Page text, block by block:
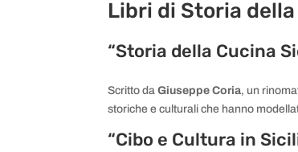
Libri di Storia
“Storia della Cucina
Scritto daGiuseppe Coria, un
storiche e culturali che hanno
“Cibo e Cultura in